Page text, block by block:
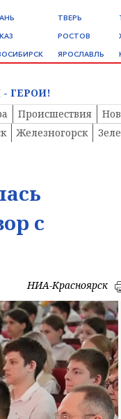
ТВЕРЬ
РОСТОВ
ЯРОСЛАВЛЬ
ГЕРОИ!
Происшествия
Железногорск
с
НИА-Красноярск